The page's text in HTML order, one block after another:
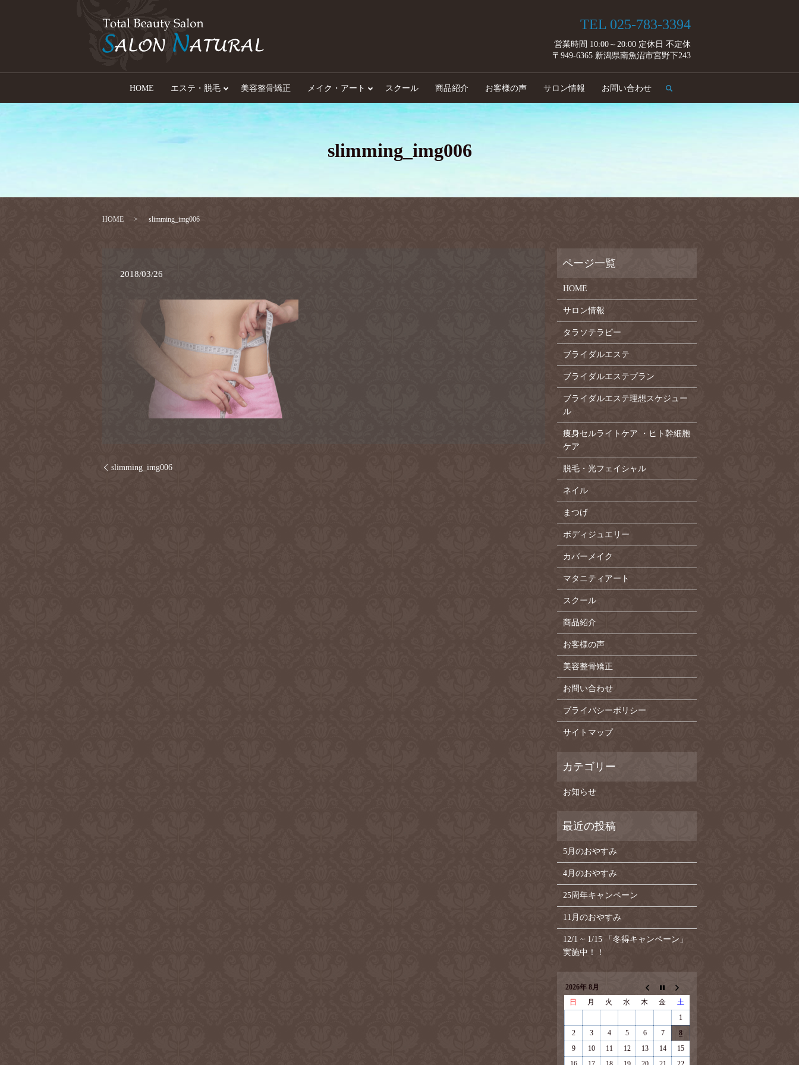
TEL 025-783-3394
営業時間 10:00～20:00 定休日 不定休
〒949-6365 新潟県南魚沼市宮野下243
HOME エステ・脱毛 美容整骨矯正 メイク・アート スクール 商品紹介 お客様の声 サロン情報 お問い合わせ search
slimming_img006
HOME slimming_img006
2018/03/26
slimming_img006
HOME
サロン情報
タラソテラピー
ブライダルエステ
ブライダルエステプラン
ブライダルエステ理想スケジュー
ル
痩身セルライトケア ・ヒト幹細胞
ケア
脱毛・光フェイシャル
ネイル
まつげ
ボディジュエリー
カバーメイク
マタニティアート
スクール
商品紹介
お客様の声
美容整骨矯正
お問い合わせ
プライバシーポリシー
サイトマップ
お知らせ
5月のおやすみ
4月のおやすみ
25周年キャンペーン
11月のおやすみ
12/1 ~ 1/15 「冬得キャンペーン」
実施中！！
2026年 8月
日
月 火 水 木 金
土
1
2
3 4 5 6 7
8
9
10 11 12 13 14
15